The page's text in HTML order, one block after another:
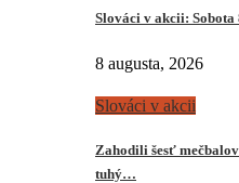
Slováci v akcii: Sobota
8 augusta, 2026
Slováci v akcii
Zahodili šesť
tuhý…